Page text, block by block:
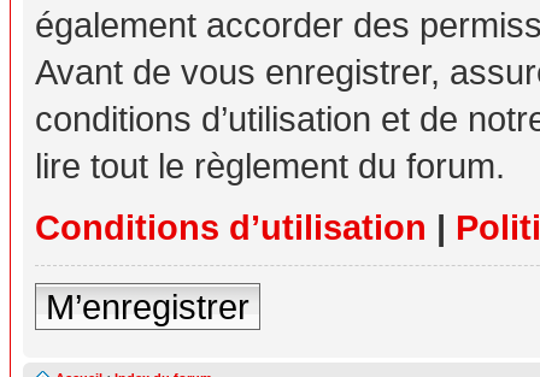
également accorder des
Avant de vous enregistrer,
conditions d’utilisation et de
lire tout le règlement du forum.
Conditions d’utilisation |
M’enregistrer